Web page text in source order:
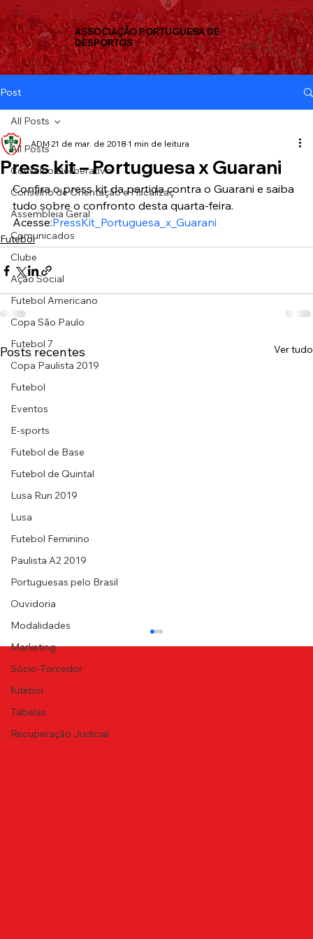
ASSOCIAÇÃO PORTUGUESA DE
DESPORTOS
Post
All Posts
Conselho Deliberativo
Conselho de Orientação e Fiscalizaç
Assembleia Geral
Comunicados
Clube
Ação Social
Futebol Americano
Copa São Paulo
Futebol 7
Copa Paulista 2019
Futebol
Eventos
E-sports
Futebol de Base
Futebol de Quintal
Lusa Run 2019
Lusa
Futebol Feminino
Paulista A2 2019
Portuguesas pelo Brasil
Ouvidoria
Modalidades
Marketing
Sócio-Torcedor
futebol
Tabelas
Recuperação Judicial
All Posts
Press kit – Portuguesa x Guarani
ADM 21 de mar. de 2018 1 min de leitura
Confira o press kit da partida contra o Guarani e saiba
tudo sobre o confronto desta quarta-feira.
Acesse:PressKit_Portuguesa_x_Guarani
Futebol
Posts recentes Ver tudo
ATÉ BREVE, CANINDÉ!